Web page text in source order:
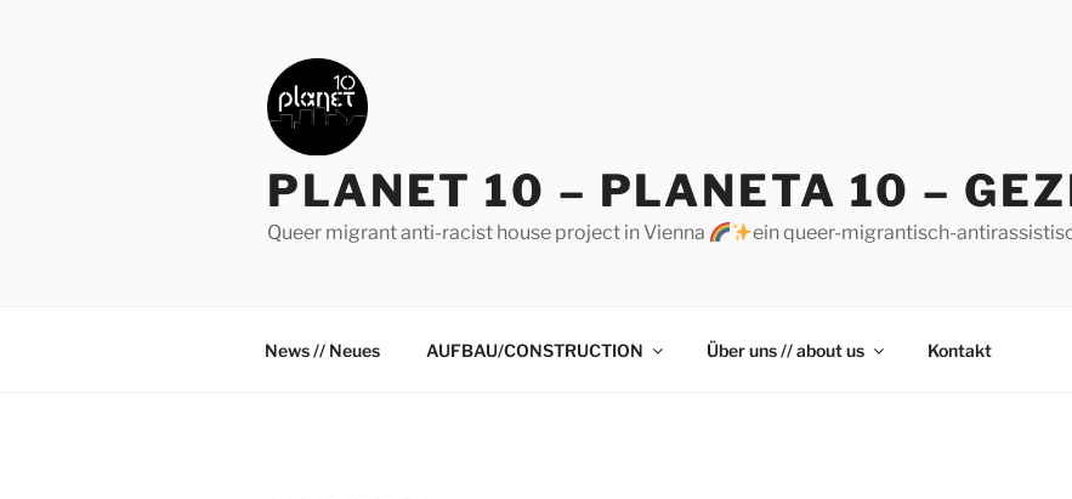
PLANET 10 – PLANETA 10 –
Queer migrant anti-racist house project in Vienna ein queer-migrantisch-
News // Neues AUFBAU/CONSTRUCTION Über uns // about us Kontakt